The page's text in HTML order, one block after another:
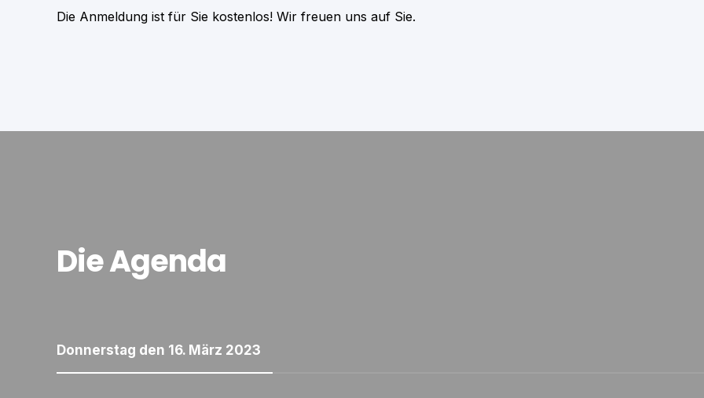
Die Anmeldung ist für Sie kostenlos! Wir freuen uns auf Sie.
Die Agenda
Donnerstag den 16. März 2023